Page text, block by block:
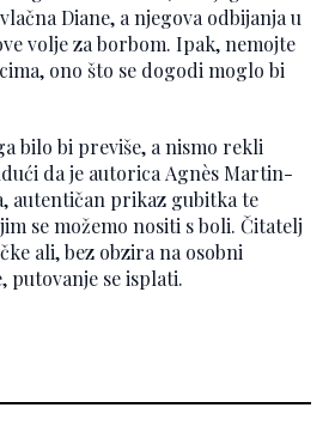
Diane, a njegova odbijanja u
volje za borbom. Ipak, nemojte
ono što se dogodi moglo bi
bilo bi previše, a nismo rekli
da je autorica Agnès Martin-
autentičan prikaz gubitka te
se možemo nositi s boli. Čitatelj
ali, bez obzira na osobni
putovanje se isplati.